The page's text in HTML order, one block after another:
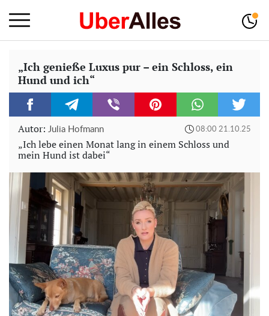
„Ich genieße Luxus pur – ein Schloss, ein
Hund und ich“
Autor: Julia Hofmann 08:00 21.10.25
„Ich lebe einen Monat lang in einem Schloss und
mein Hund ist dabei“